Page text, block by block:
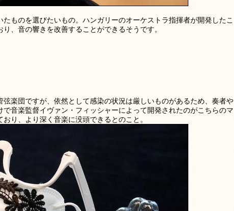
ものを選びたいもの。ハンガリーのオーケストラ指揮者が開発したこ
、音の響きを改善することができるそうです。
楽団ですが、依然として感染の状況は厳しいものがあるため、奏者や
音楽監督イヴァン・フィッシャーによって開発されたのがこちらのマ
り、より深く音楽に没頭できるとのこと。